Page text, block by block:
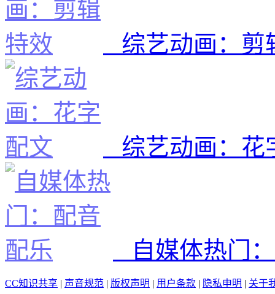
综艺动画：剪
综艺动画：花
自媒体热门
CC知识共享 | 声音规范 | 版权声明 | 用户条款 | 隐私申明 | 关于